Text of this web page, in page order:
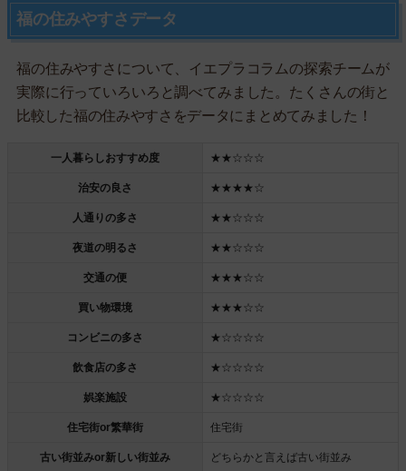
福の住みやすさデータ
福の住みやすさについて、イエプラコラムの探索チームが
実際に行っていろいろと調べてみました。たくさんの街と
比較した福の住みやすさをデータにまとめてみました！
一人暮らしおすすめ度 ★★☆☆☆
治安の良さ ★★★★☆
人通りの多さ ★★☆☆☆
夜道の明るさ ★★☆☆☆
交通の便 ★★★☆☆
買い物環境 ★★★☆☆
コンビニの多さ ★☆☆☆☆
飲食店の多さ ★☆☆☆☆
娯楽施設 ★☆☆☆☆
住宅街or繁華街 住宅街
古い街並みor新しい街並み どちらかと言えば古い街並み